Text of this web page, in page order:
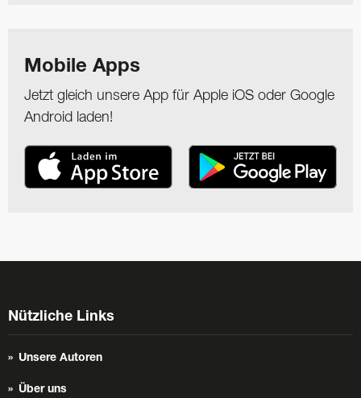
Mobile Apps
Jetzt gleich unsere App für Apple iOS oder Google
Android laden!
Nützliche Links
Unsere Autoren
Über uns